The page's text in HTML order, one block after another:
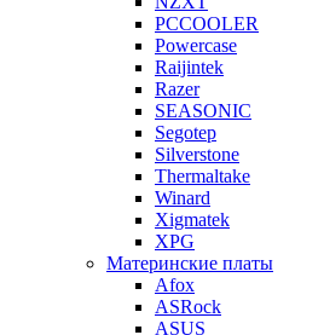
PCCOOLER
Powercase
Raijintek
Razer
SEASONIC
Segotep
Silverstone
Thermaltake
Winard
Xigmatek
XPG
Материнские платы
Afox
ASRock
ASUS